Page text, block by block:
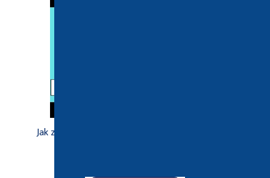
Jak zaprojektować dom w programie CAD 2D? -